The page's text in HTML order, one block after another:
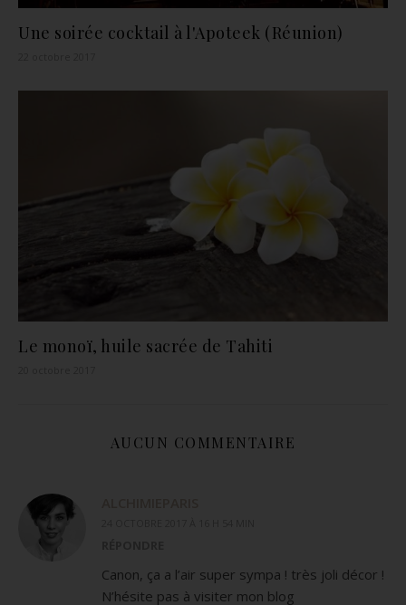
Une soirée cocktail à l'Apoteek (Réunion)
Le monoï, huile sacrée de Tahiti
AUCUN COMMENTAIRE
Canon, ça a l’air super sympa ! très joli décor !
N’hésite pas à visiter mon blog